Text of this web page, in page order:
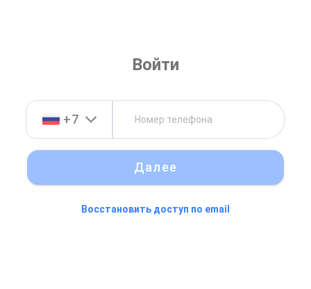
Войти
+7
Далее
Восстановить доступ по email